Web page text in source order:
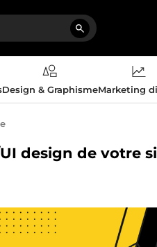
Design & GraphismeMarketing
design de votre